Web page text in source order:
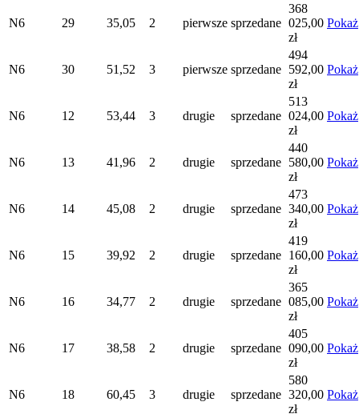
N6 29 35,05 2 pierwsze sprzedane
368
025,00
zł
Pokaż
N6 30 51,52 3 pierwsze sprzedane
494
592,00
zł
Pokaż
N6 12 53,44 3 drugie sprzedane
513
024,00
zł
Pokaż
N6 13 41,96 2 drugie sprzedane
440
580,00
zł
Pokaż
N6 14 45,08 2 drugie sprzedane
473
340,00
zł
Pokaż
N6 15 39,92 2 drugie sprzedane
419
160,00
zł
Pokaż
N6 16 34,77 2 drugie sprzedane
365
085,00
zł
Pokaż
N6 17 38,58 2 drugie sprzedane
405
090,00
zł
Pokaż
N6 18 60,45 3 drugie sprzedane
580
320,00
zł
Pokaż